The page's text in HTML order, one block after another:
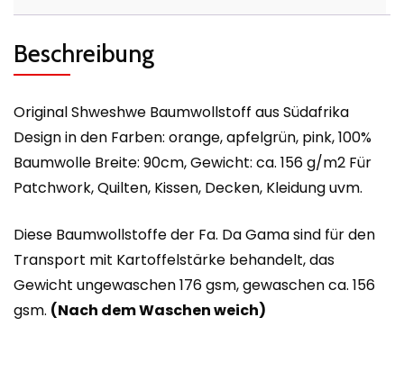
Beschreibung
Original Shweshwe Baumwollstoff aus Südafrika
Design in den Farben: orange, apfelgrün, pink, 100%
Baumwolle Breite: 90cm, Gewicht: ca. 156 g/m2 Für
Patchwork, Quilten, Kissen, Decken, Kleidung uvm.
Diese Baumwollstoffe der Fa. Da Gama sind für den
Transport mit Kartoffelstärke behandelt, das
Gewicht ungewaschen 176 gsm, gewaschen ca. 156
gsm. (Nach dem Waschen weich)